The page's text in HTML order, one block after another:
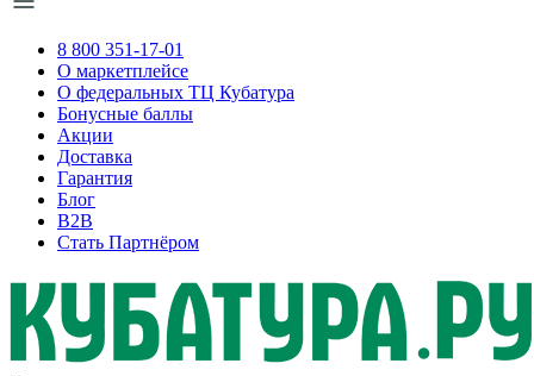
8 800 351-17-01
О маркетплейсе
О федеральных ТЦ Кубатура
Бонусные баллы
Акции
Доставка
Гарантия
Блог
B2B
Стать Партнёром